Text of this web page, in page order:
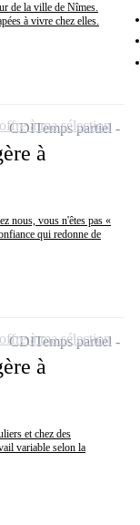
de la ville de Nîmes.
à vivre chez elles.
à
nous, vous n'êtes pas «
qui redonne de
CDITemps partiel
à ma sélection
à
et chez des
variable selon la
CDITemps partiel
à ma sélection